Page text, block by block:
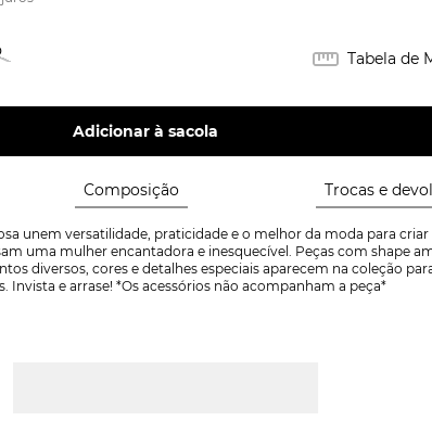
Tabela de
Adicionar à sacola
Composição Trocas e
unem versatilidade, praticidade e o melhor da moda para criar
uma mulher encantadora e inesquecível. Peças com shape
diversos, cores e detalhes especiais aparecem na coleção
Invista e arrase! *Os acessórios não acompanham a peça*